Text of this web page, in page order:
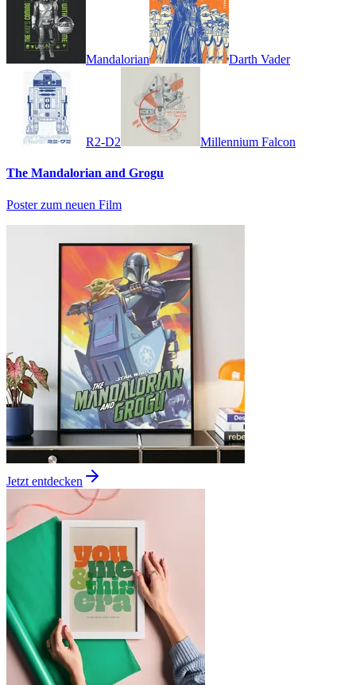
Mandalorian Darth Vader
R2-D2 Millennium Falcon
The Mandalorian and Grogu
Poster zum neuen Film
Jetzt entdecken